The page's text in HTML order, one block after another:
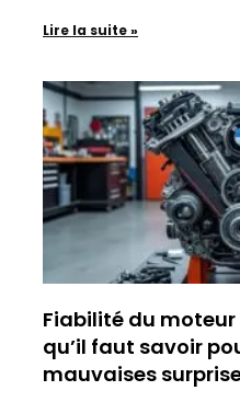
Lire la suite »
Fiabilité du moteur
qu’il faut savoir
mauvaises